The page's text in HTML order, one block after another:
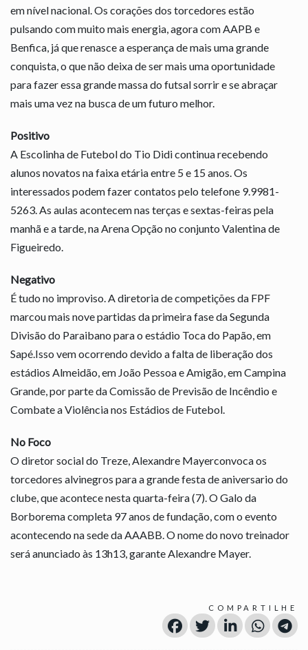
em nível nacional. Os corações dos torcedores estão
pulsando com muito mais energia, agora com AAPB e
Benfica, já que renasce a esperança de mais uma grande
conquista, o que não deixa de ser mais uma oportunidade
para fazer essa grande massa do futsal sorrir e se abraçar
mais uma vez na busca de um futuro melhor.
Positivo
A Escolinha de Futebol do Tio Didi continua recebendo
alunos novatos na faixa etária entre 5 e 15 anos. Os
interessados podem fazer contatos pelo telefone 9.9981-
5263. As aulas acontecem nas terças e sextas-feiras pela
manhã e a tarde, na Arena Opção no conjunto Valentina de
Figueiredo.
Negativo
É tudo no improviso. A diretoria de competições da FPF
marcou mais nove partidas da primeira fase da Segunda
Divisão do Paraibano para o estádio Toca do Papão, em
Sapé.Isso vem ocorrendo devido a falta de liberação dos
estádios Almeidão, em João Pessoa e Amigão, em Campina
Grande, por parte da Comissão de Previsão de Incêndio e
Combate a Violência nos Estádios de Futebol.
No Foco
O diretor social do Treze, Alexandre Mayerconvoca os
torcedores alvinegros para a grande festa de aniversario do
clube, que acontece nesta quarta-feira (7). O Galo da
Borborema completa 97 anos de fundação, com o evento
acontecendo na sede da AAABB. O nome do novo treinador
será anunciado às 13h13, garante Alexandre Mayer.
COMPARTILHE